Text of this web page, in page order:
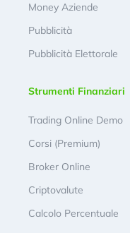
Money Aziende
Pubblicità
Pubblicità Elettorale
Strumenti Finanziari
Trading Online Demo
Corsi (Premium)
Broker Online
Criptovalute
Calcolo Percentuale